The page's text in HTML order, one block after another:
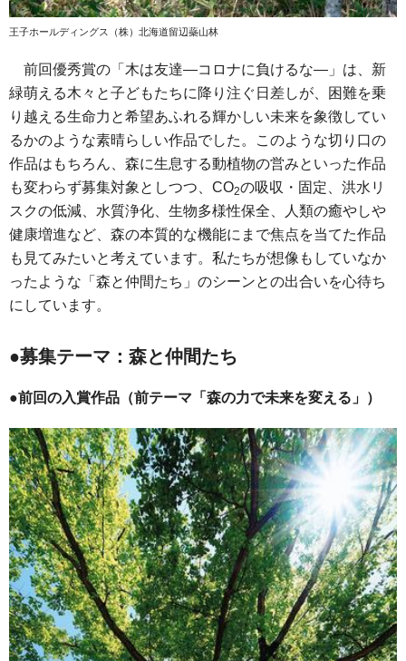
王子ホールディングス（株）北海道留辺蘂山林
前回優秀賞の「木は友達―コロナに負けるな―」は、新
緑萌える木々と子どもたちに降り注ぐ日差しが、困難を乗
り越える生命力と希望あふれる輝かしい未来を象徴してい
るかのような素晴らしい作品でした。このような切り口の
作品はもちろん、森に生息する動植物の営みといった作品
も変わらず募集対象としつつ、CO2の吸収・固定、洪水リ
スクの低減、水質浄化、生物多様性保全、人類の癒やしや
健康増進など、森の本質的な機能にまで焦点を当てた作品
も見てみたいと考えています。私たちが想像もしていなか
ったような「森と仲間たち」のシーンとの出合いを心待ち
にしています。
●募集テーマ：森と仲間たち
●前回の入賞作品（前テーマ「森の力で未来を変える」）